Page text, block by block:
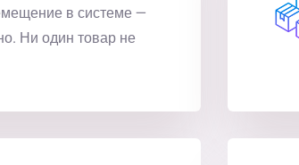
в системе —
Ни один товар не